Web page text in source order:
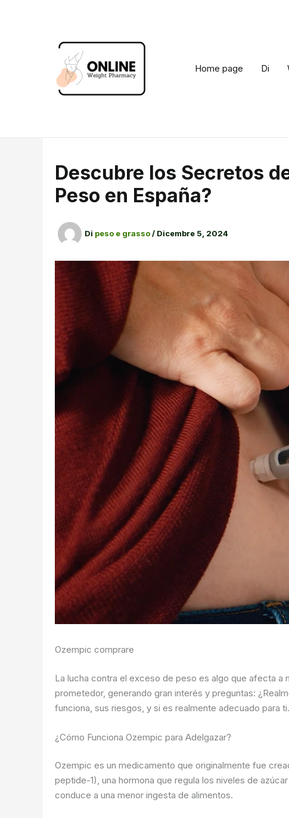
Home page Di
Descubre los Secretos
Peso en España?
Di peso e grasso/ Dicembre 5, 2024
Ozempic comprare
La lucha contra el exceso de peso es algo que afecta a
prometedor, generando gran interés y preguntas:
funciona, sus riesgos, y si es realmente adecuado para
¿Cómo Funciona Ozempic para Adelgazar?
Ozempic es un medicamento que originalmente fue
peptide-1), una hormona que regula los niveles de
conduce a una menor ingesta de alimentos.